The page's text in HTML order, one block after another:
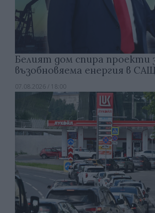
Белият дом спира проекти
възобновяема енергия в САЩ
07.08.2026 / 18:00